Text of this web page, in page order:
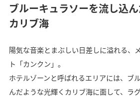
ブルーキュラソーを流し込
カリブ海
陽気な音楽とまぶしい日差しに溢れる、
ト「カンクン」。
ホテルゾーンと呼ばれるエリアには、ブ
んだような光輝くカリブ海に面して、ラ